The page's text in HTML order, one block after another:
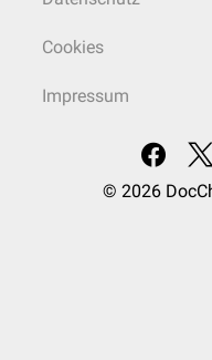
Cookies
Impressum
© 2026